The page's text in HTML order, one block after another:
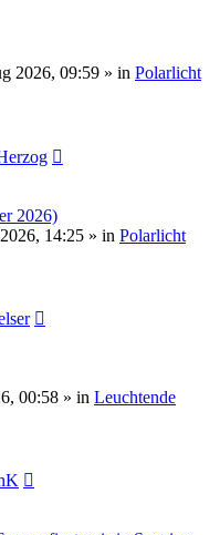
2026, 09:59 » in Polarlicht
2026)
14:25 » in Polarlicht
00:58 » in Leuchtende